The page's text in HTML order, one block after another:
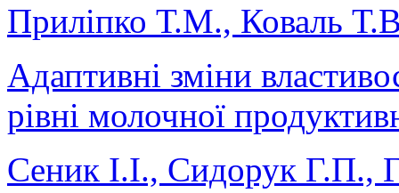
Приліпко Т.М., Коваль
Адаптивні зміни
рівні молочної
Сеник І.І., Сидорук Г.П.,